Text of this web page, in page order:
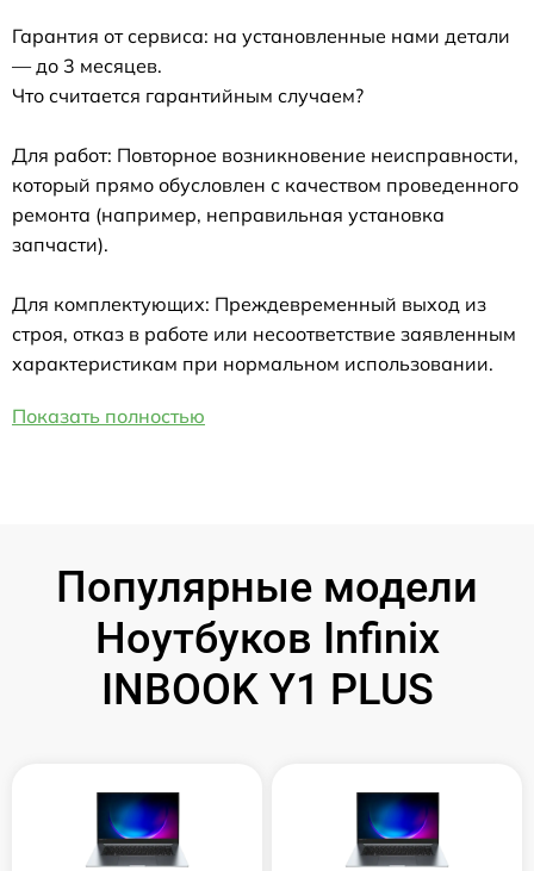
Гарантия от сервиса: на установленные нами детали
— до 3 месяцев.
Что считается гарантийным случаем?
Для работ: Повторное возникновение неисправности,
который прямо обусловлен с качеством проведенного
ремонта (например, неправильная установка
запчасти).
Для комплектующих: Преждевременный выход из
строя, отказ в работе или несоответствие заявленным
характеристикам при нормальном использовании.
Показать полностью
Популярные модели
Ноутбуков Infinix
INBOOK Y1 PLUS